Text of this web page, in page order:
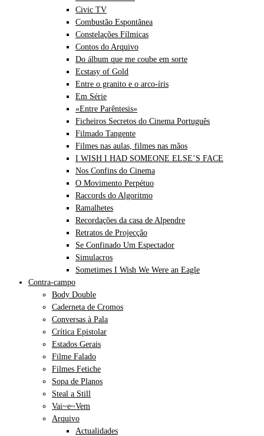
Civic TV
Combustão Espontânea
Constelações Fílmicas
Contos do Arquivo
Do álbum que me coube em sorte
Ecstasy of Gold
Entre o granito e o arco-íris
Em Série
«Entre Parêntesis»
Ficheiros Secretos do Cinema Português
Filmado Tangente
Filmes nas aulas, filmes nas mãos
I WISH I HAD SOMEONE ELSE’S FACE
Nos Confins do Cinema
O Movimento Perpétuo
Raccords do Algoritmo
Ramalhetes
Recordações da casa de Alpendre
Retratos de Projecção
Se Confinado Um Espectador
Simulacros
Sometimes I Wish We Were an Eagle
Contra-campo
Body Double
Caderneta de Cromos
Conversas à Pala
Crítica Epistolar
Estados Gerais
Filme Falado
Filmes Fetiche
Sopa de Planos
Steal a Still
Vai~e~Vem
Arquivo
Actualidades